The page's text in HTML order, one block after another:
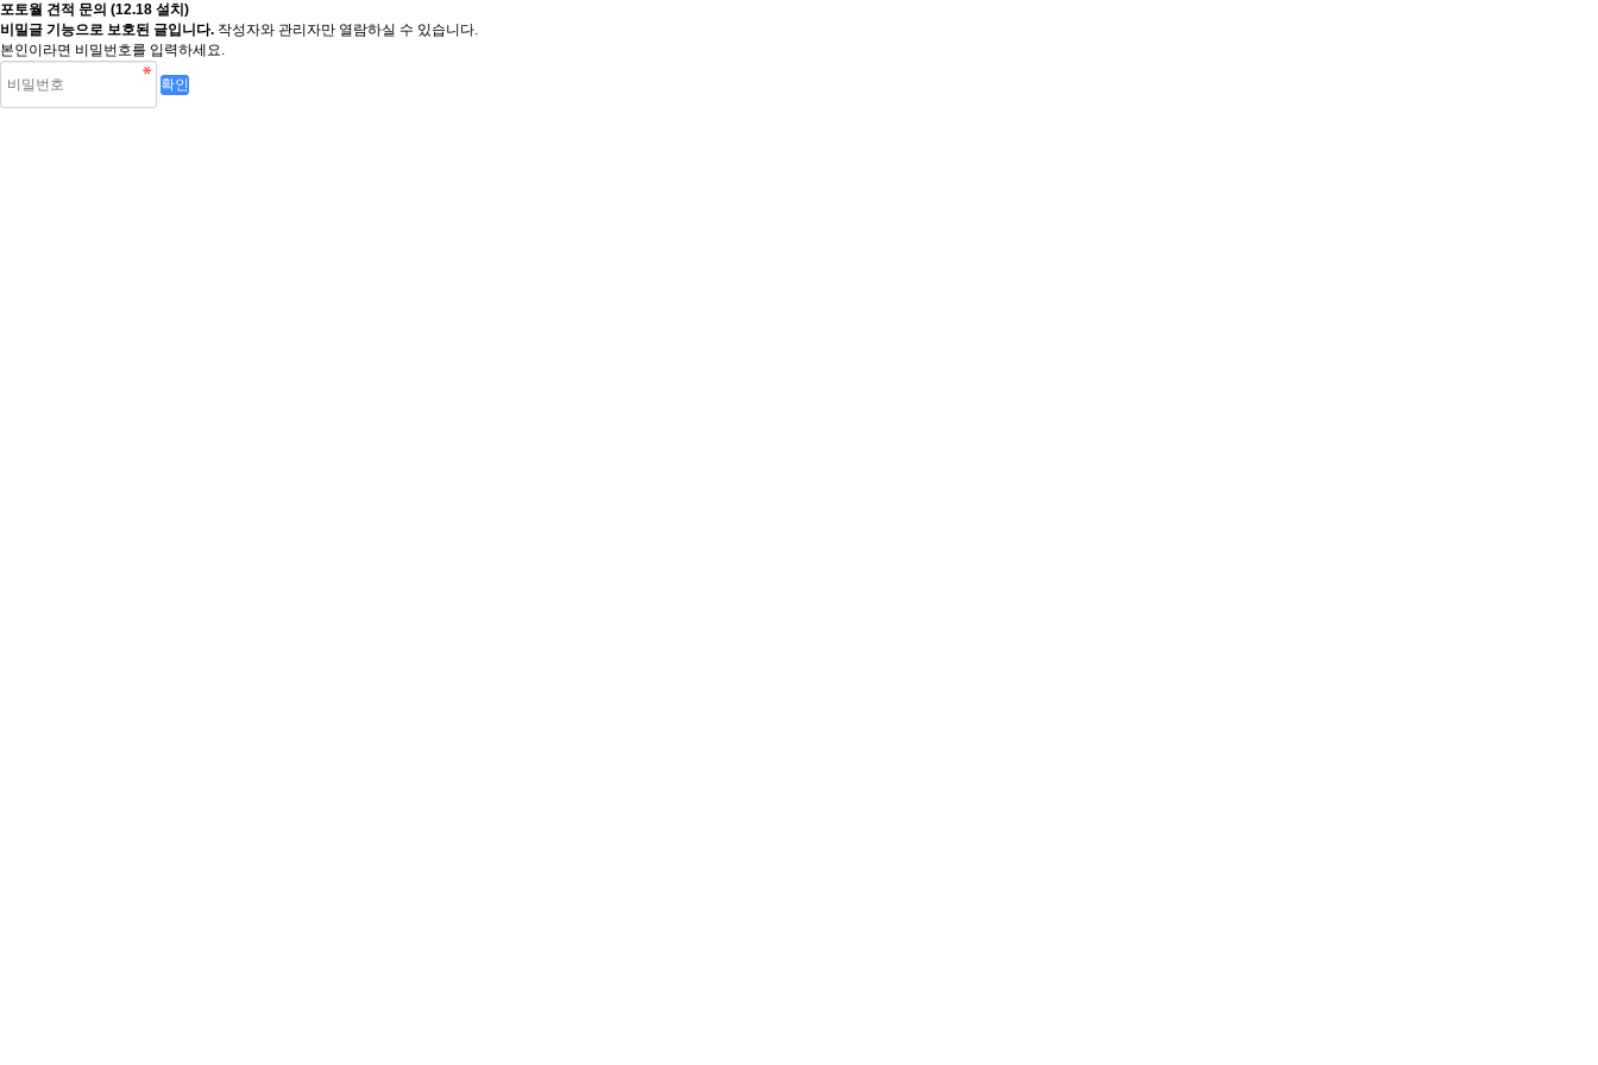
포토월 견적 문의 (12.18 설치)
비밀글 기능으로 보호된 글입니다. 작성자와 관리자만 열람하실 수 있습니다.
본인이라면 비밀번호를 입력하세요.